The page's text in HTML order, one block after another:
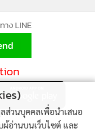
ลค่าซื้อขาย 49,220.81
วด
ส่วนบุคคลเพื่อนำเสนอ
อ่านบนเว็บไซต์ และ